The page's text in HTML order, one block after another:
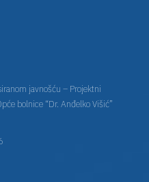
javnošću – Projektni
bolnice “Dr. Anđelko Višić”